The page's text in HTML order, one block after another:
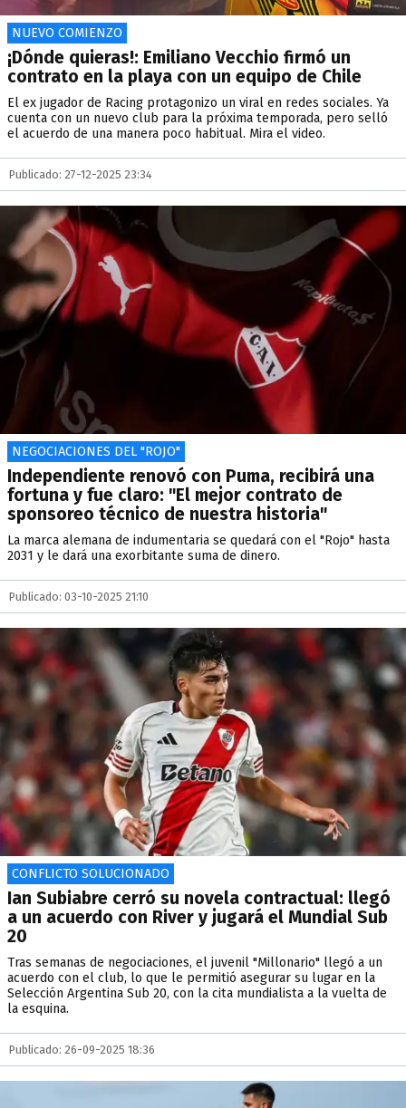
NUEVO COMIENZO
¡Dónde quieras!: Emiliano Vecchio firmó un
contrato en la playa con un equipo de Chile
El ex jugador de Racing protagonizo un viral en redes sociales. Ya
cuenta con un nuevo club para la próxima temporada, pero selló
el acuerdo de una manera poco habitual. Mira el video.
Publicado: 27-12-2025 23:34
NEGOCIACIONES DEL "ROJO"
Independiente renovó con Puma, recibirá una
fortuna y fue claro: "El mejor contrato de
sponsoreo técnico de nuestra historia"
La marca alemana de indumentaria se quedará con el "Rojo" hasta
2031 y le dará una exorbitante suma de dinero.
Publicado: 03-10-2025 21:10
CONFLICTO SOLUCIONADO
Ian Subiabre cerró su novela contractual: llegó
a un acuerdo con River y jugará el Mundial Sub
20
Tras semanas de negociaciones, el juvenil "Millonario" llegó a un
acuerdo con el club, lo que le permitió asegurar su lugar en la
Selección Argentina Sub 20, con la cita mundialista a la vuelta de
la esquina.
Publicado: 26-09-2025 18:36